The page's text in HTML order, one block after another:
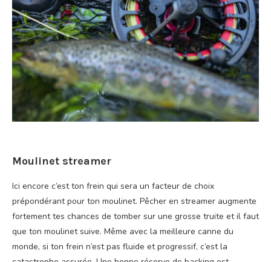
Moulinet streamer
Ici encore c’est ton frein qui sera un facteur de choix
prépondérant pour ton moulinet. Pêcher en streamer augmente
fortement tes chances de tomber sur une grosse truite et il faut
que ton moulinet suive. Même avec la meilleure canne du
monde, si ton frein n’est pas fluide et progressif, c’est la